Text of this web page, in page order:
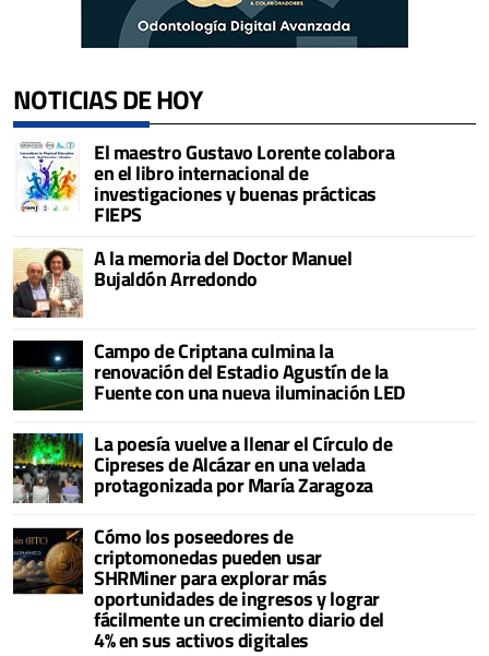
NOTICIAS DE HOY
El maestro Gustavo Lorente colabora
en el libro internacional de
investigaciones y buenas prácticas
FIEPS
A la memoria del Doctor Manuel
Bujaldón Arredondo
Campo de Criptana culmina la
renovación del Estadio Agustín de la
Fuente con una nueva iluminación LED
La poesía vuelve a llenar el Círculo de
Cipreses de Alcázar en una velada
protagonizada por María Zaragoza
Cómo los poseedores de
criptomonedas pueden usar
SHRMiner para explorar más
oportunidades de ingresos y lograr
fácilmente un crecimiento diario del
4% en sus activos digitales